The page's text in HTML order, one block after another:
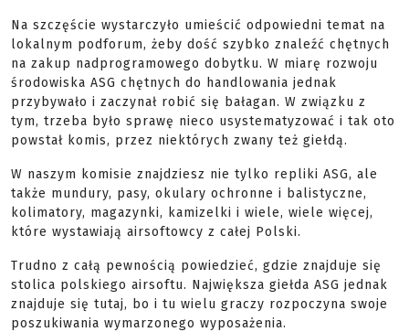
Na szczęście wystarczyło umieścić odpowiedni temat na
lokalnym podforum, żeby dość szybko znaleźć chętnych
na zakup nadprogramowego dobytku. W miarę rozwoju
środowiska ASG chętnych do handlowania jednak
przybywało i zaczynał robić się bałagan. W związku z
tym, trzeba było sprawę nieco usystematyzować i tak oto
powstał komis, przez niektórych zwany też giełdą.
W naszym komisie znajdziesz nie tylko repliki ASG, ale
także mundury, pasy, okulary ochronne i balistyczne,
kolimatory, magazynki, kamizelki i wiele, wiele więcej,
które wystawiają airsoftowcy z całej Polski.
Trudno z całą pewnością powiedzieć, gdzie znajduje się
stolica polskiego airsoftu. Największa giełda ASG jednak
znajduje się tutaj, bo i tu wielu graczy rozpoczyna swoje
poszukiwania wymarzonego wyposażenia.